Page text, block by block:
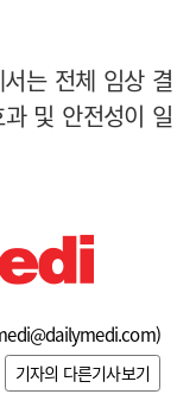
는 전체 임상 결
및 안전성이 일
)
기자의 다른기사보기